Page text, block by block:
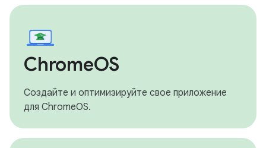
ChromeOS
Создайте и оптимизируйте свое приложение
для ChromeOS.